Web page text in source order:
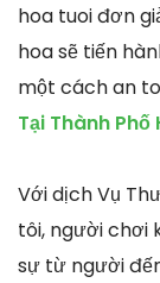
hoa tuoi đơn
hoa sẽ tiến
một cách an
Tại Thành Phố
Với dịch Vụ
tôi, người chơi
sự từ người